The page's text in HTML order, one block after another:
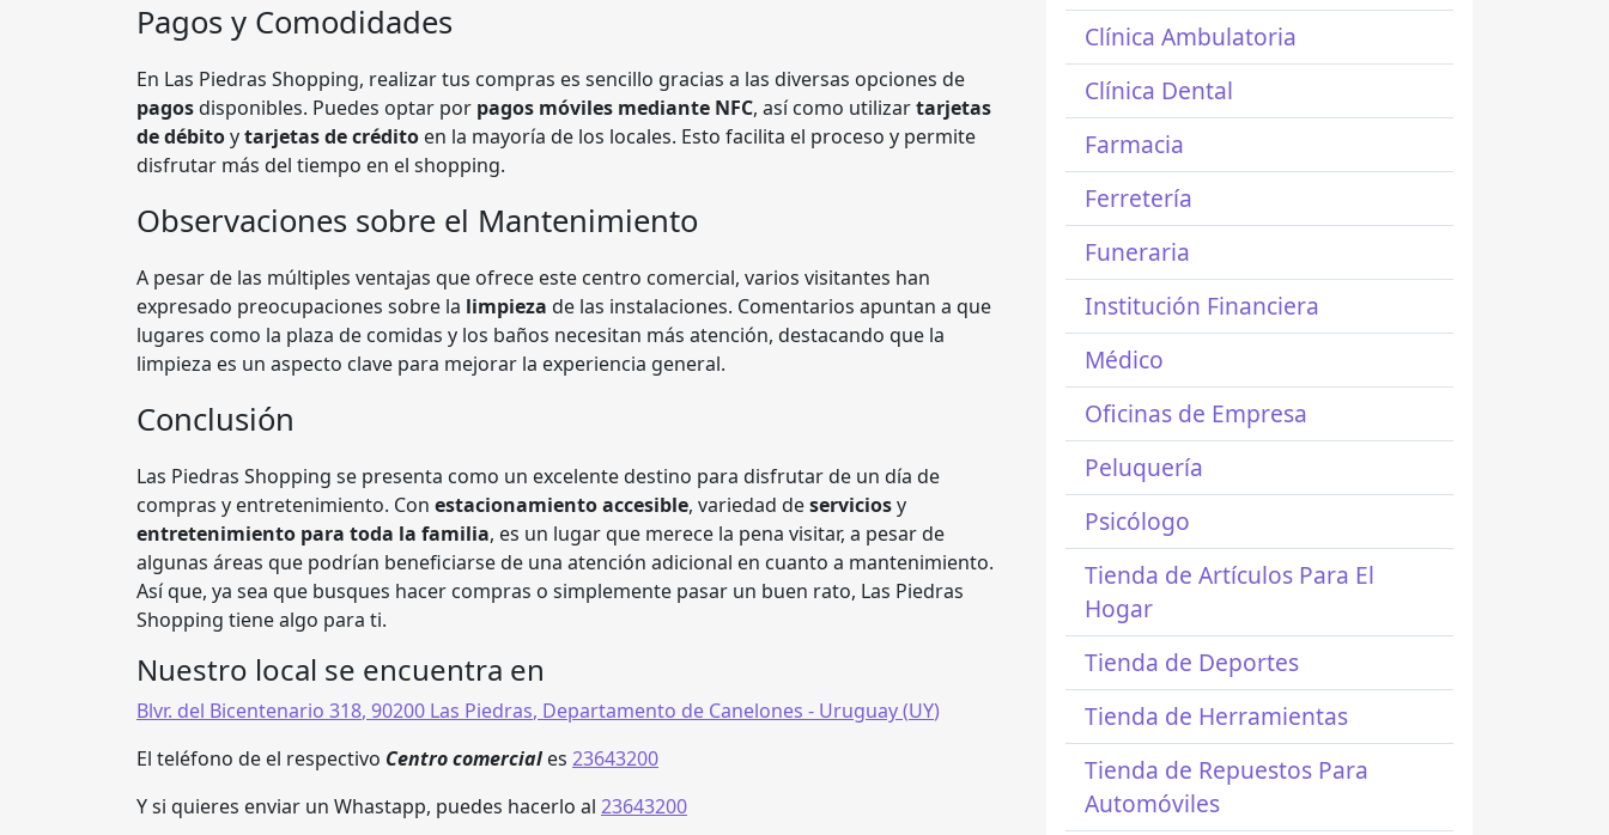
Pagos y Comodidades
En Las Piedras Shopping, realizar tus compras es sencillo gracias a las diversas opciones de
pagosdisponibles. Puedes optar por pagos móviles mediante NFC, así como utilizartarjetas
de débitoytarjetas de crédito en la mayoría de los locales. Esto facilita el proceso y permite
disfrutar más del tiempo en el shopping.
Observaciones sobre el Mantenimiento
A pesar de las múltiples ventajas que ofrece este centro comercial, varios visitantes han
expresado preocupaciones sobre la limpieza de las instalaciones. Comentarios apuntan a que
lugares como la plaza de comidas y los baños necesitan más atención, destacando que la
limpieza es un aspecto clave para mejorar la experiencia general.
Conclusión
Las Piedras Shopping se presenta como un excelente destino para disfrutar de un día de
compras y entretenimiento. Con estacionamiento accesible, variedad deserviciosy
entretenimiento para toda la familia, es un lugar que merece la pena visitar, a pesar de
algunas áreas que podrían beneficiarse de una atención adicional en cuanto a mantenimiento.
Así que, ya sea que busques hacer compras o simplemente pasar un buen rato, Las Piedras
Shopping tiene algo para ti.
Nuestro local se encuentra en
Blvr. del Bicentenario 318, 90200 Las Piedras, Departamento de Canelones - Uruguay (UY)
El teléfono de el respectivo Centro comercial es 23643200
Y si quieres enviar un Whastapp, puedes hacerlo al 23643200
Clínica Ambulatoria
Clínica Dental
Farmacia
Ferretería
Funeraria
Institución Financiera
Médico
Oficinas de Empresa
Peluquería
Psicólogo
Tienda de Artículos Para El
Hogar
Tienda de Deportes
Tienda de Herramientas
Tienda de Repuestos Para
Automóviles